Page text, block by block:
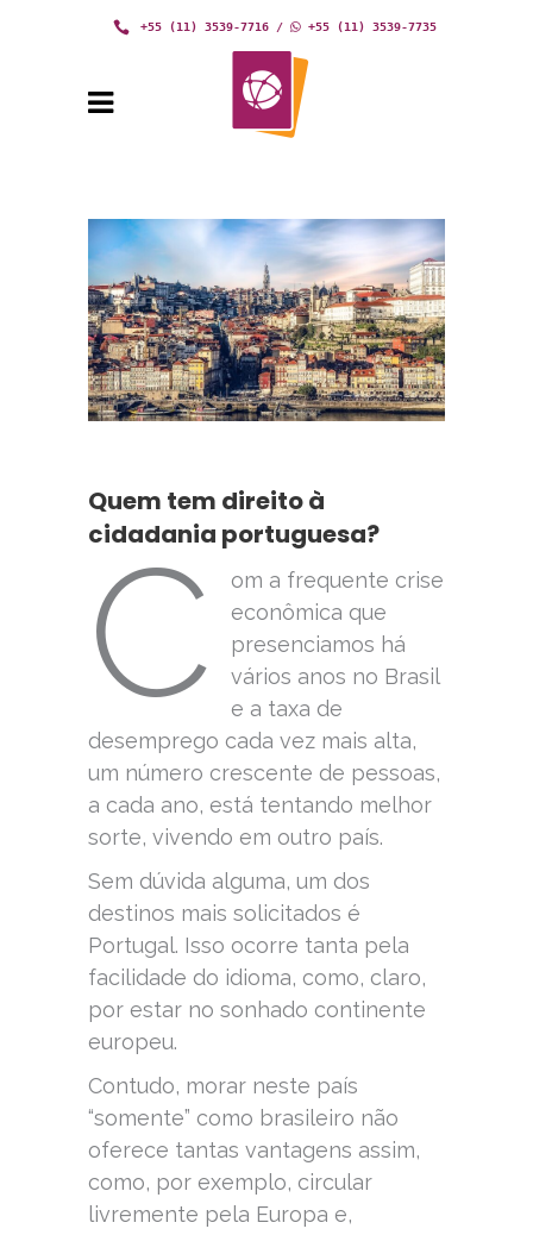
+55 (11) 3539-7716 / +55 (11) 3539-7735
Quem tem direito à
cidadania portuguesa?
C
om a frequente crise
econômica que
presenciamos há
vários anos no Brasil
e a taxa de
desemprego cada vez mais alta,
um número crescente de pessoas,
a cada ano, está tentando melhor
sorte, vivendo em outro país.
Sem dúvida alguma, um dos
destinos mais solicitados é
Portugal. Isso ocorre tanta pela
facilidade do idioma, como, claro,
por estar no sonhado continente
europeu.
Contudo, morar neste país
“somente” como brasileiro não
oferece tantas vantagens assim,
como, por exemplo, circular
livremente pela Europa e,